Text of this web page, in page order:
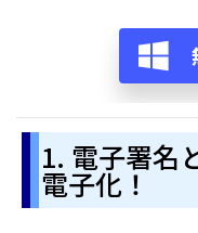
PDF データ抽
PDF 保護
閲覧・活用
PDF 閲覧
履歴書テンプレート
動画で学ぶ
サポート
システム要件
1. 電子署名
電子化！